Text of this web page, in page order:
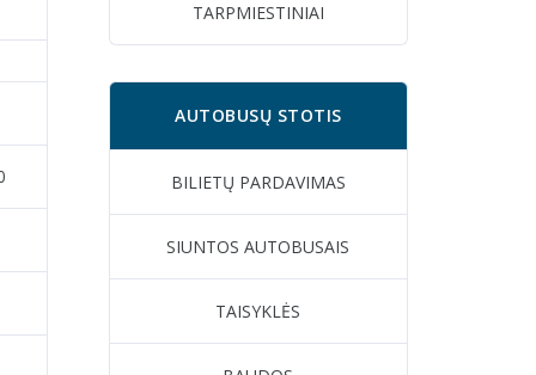
TARPMIESTINIAI
AUTOBUSŲ STOTIS
BILIETŲ PARDAVIMAS
SIUNTOS AUTOBUSAIS
TAISYKLĖS